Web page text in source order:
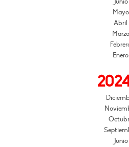
Mayo
Abril
Marzo
Enero
Junio